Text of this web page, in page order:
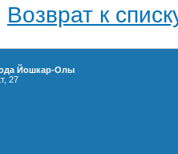
Возврат к
Йошкар-Олы
27